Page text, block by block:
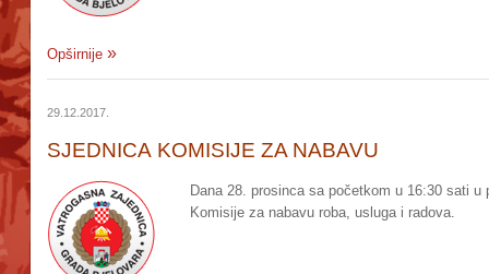
Opširnije
29.12.2017.
SJEDNICA KOMISIJE ZA NABAVU
Dana 28. prosinca sa početkom u 16:30 sati
Komisije za nabavu roba, usluga i radova.